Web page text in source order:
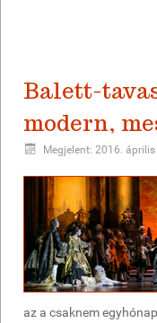
Balett-
modern,
Megjelent: 2016. április
az a csaknem